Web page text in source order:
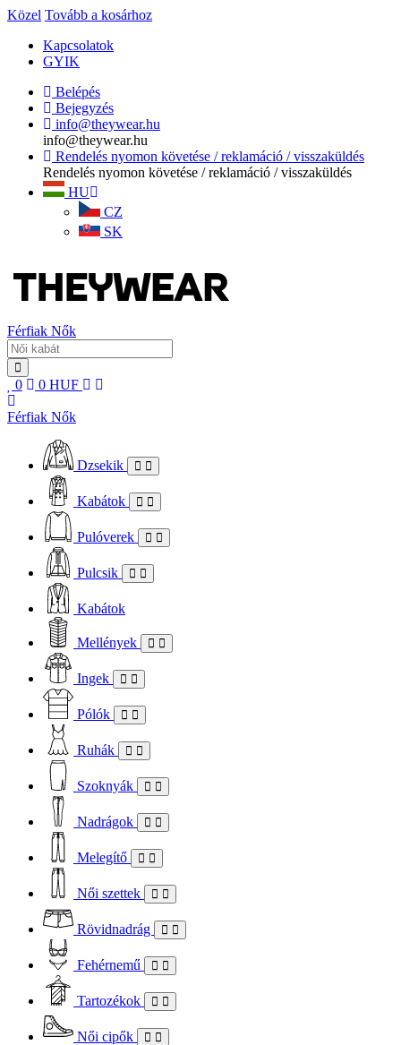
Közel Tovább a kosárhoz
Kapcsolatok
GYIK
Belépés
Bejegyzés
info@theywear.hu
info@theywear.hu
Rendelés nyomon követése / reklamáció / visszaküldés
Rendelés nyomon követése / reklamáció / visszaküldés
HU
CZ
SK
Férfiak Nők
0 0 HUF
Férfiak Nők
Dzsekik
Kabátok
Pulóverek
Pulcsik
Kabátok
Mellények
Ingek
Pólók
Ruhák
Szoknyák
Nadrágok
Melegítő
Női szettek
Rövidnadrág
Fehérnemű
Tartozékok
Női cipők